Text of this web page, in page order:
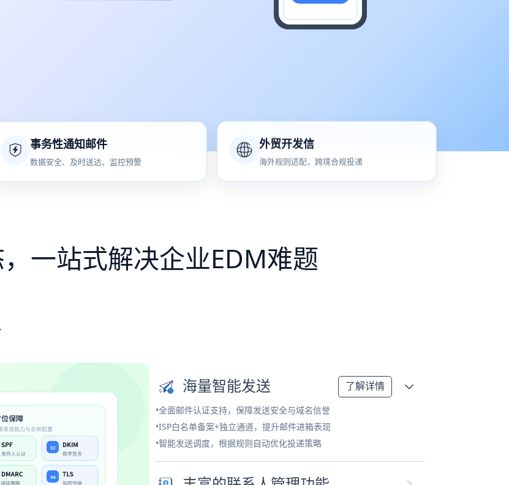
事务性通知邮件
数据安全、及时送达、监控预警
外贸开发信
海外规则适配，跨境合规投递
一站式解决企业EDM难题
海量智能发送 了解详情
•全面邮件认证支持，保障发送安全与域名信誉
•ISP白名单备案+独立通道，提升邮件进箱表现
•智能发送调度，根据规则自动优化投递策略